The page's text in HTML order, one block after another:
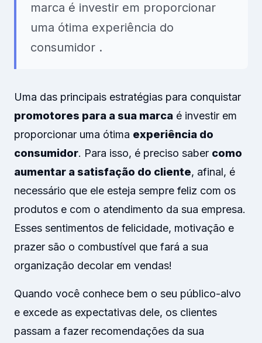
marca é investir em proporcionar
uma ótima experiência do
consumidor .
Uma das principais estratégias para conquistar
promotores para a sua marca é investir em
proporcionar uma ótima experiência do
consumidor. Para isso, é preciso saber como
aumentar a satisfação do cliente, afinal, é
necessário que ele esteja sempre feliz com os
produtos e com o atendimento da sua empresa.
Esses sentimentos de felicidade, motivação e
prazer são o combustível que fará a sua
organização decolar em vendas!
Quando você conhece bem o seu público-alvo
e excede as expectativas dele, os clientes
passam a fazer recomendações da sua